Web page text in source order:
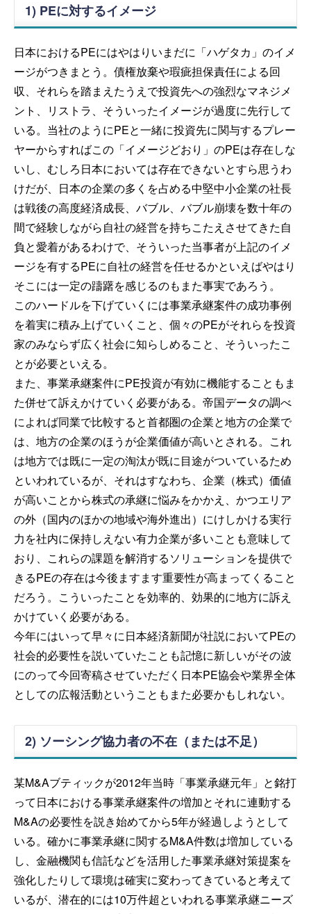
1) PEに対するイメージ
日本におけるPEにはやはりいまだに「ハゲタカ」のイメ
ージがつきまとう。債権放棄や瑕疵担保責任による回
収、それらを踏まえたうえで投資先への強烈なマネジメ
ント、リストラ、そういったイメージが過度に先行して
いる。当社のようにPEと一緒に投資先に関与するプレー
ヤーからすればこの「イメージどおり」のPEは存在しな
いし、むしろ日本においては存在できないとすら思うわ
けだが、日本の企業の多くを占める中堅中小企業の社長
は戦後の高度経済成長、バブル、バブル崩壊を数十年の
間で経験しながら自社の経営を持ちこたえさせてきた自
負と愛着があるわけで、そういった当事者が上記のイメ
ージを有するPEに自社の経営を任せるかといえばやはり
そこには一定の躊躇を感じるのもまた事実であろう。
このハードルを下げていくには事業承継案件の成功事例
を着実に積み上げていくこと、個々のPEがそれらを投資
家のみならず広く社会に知らしめること、そういったこ
とが必要といえる。
また、事業承継案件にPE投資が有効に機能することもま
た併せて訴えかけていく必要がある。帝国データの調べ
によれば同業で比較すると首都圏の企業と地方の企業で
は、地方の企業のほうが企業価値が高いとされる。これ
は地方では既に一定の淘汰が既に目途がついているため
といわれているが、それはすなわち、企業（株式）価値
が高いことから株式の承継に悩みをかかえ、かつエリア
の外（国内のほかの地域や海外進出）にけしかける実行
力を社内に保持しえない有力企業が多いことも意味して
おり、これらの課題を解消するソリューションを提供で
きるPEの存在は今後ますます重要性が高まってくること
だろう。こういったことを効率的、効果的に地方に訴え
かけていく必要がある。
今年にはいって早々に日本経済新聞が社説においてPEの
社会的必要性を説いていたことも記憶に新しいがその波
にのって今回寄稿させていただく日本PE協会や業界全体
としての広報活動ということもまた必要かもしれない。
2) ソーシング協力者の不在（または不足）
某M&Aブティックが2012年当時「事業承継元年」と銘打
って日本における事業承継案件の増加とそれに連動する
M&Aの必要性を説き始めてから5年が経過しようとして
いる。確かに事業承継に関するM&A件数は増加している
し、金融機関も信託などを活用した事業承継対策提案を
強化したりして環境は確実に変わってきていると考えて
いるが、潜在的には10万件超といわれる事業承継ニーズ